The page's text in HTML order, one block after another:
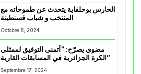
الحارس بوحلفاية يتحدث عن طموحاته مع
المنتخب و شباب قسنطينة
Octobre 8, 2024
مضوي يصرّح: “أتمنى التوفيق لممثلي
الكرة الجزائرية في المسابقات القارية”
Septembre 17, 2024